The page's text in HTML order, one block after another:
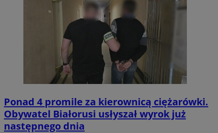
Ponad 4 promile za kierownicą ciężarówki.
Obywatel Białorusi usłyszał wyrok już
następnego dnia